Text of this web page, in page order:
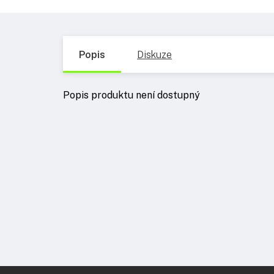
Popis Diskuze
Popis produktu není dostupný